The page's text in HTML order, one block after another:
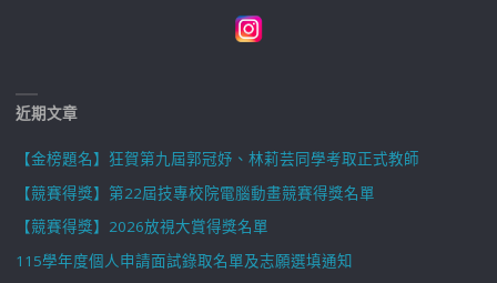
近期文章
【金榜題名】狂賀第九屆郭冠妤、林莉芸同學考取正式教師
【競賽得獎】第22屆技專校院電腦動畫競賽得獎名單
【競賽得獎】2026放視大賞得獎名單
115學年度個人申請面試錄取名單及志願選填通知